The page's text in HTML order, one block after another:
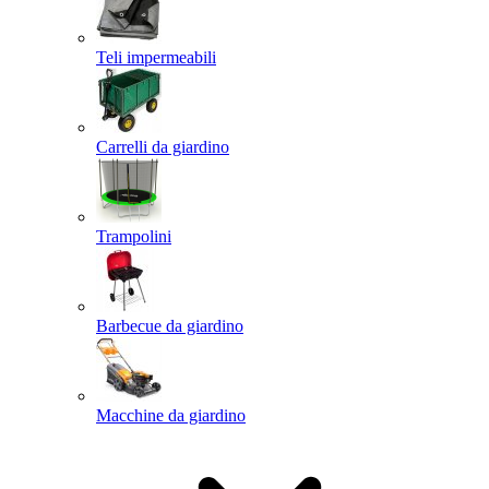
Teli impermeabili
Carrelli da giardino
Trampolini
Barbecue da giardino
Macchine da giardino